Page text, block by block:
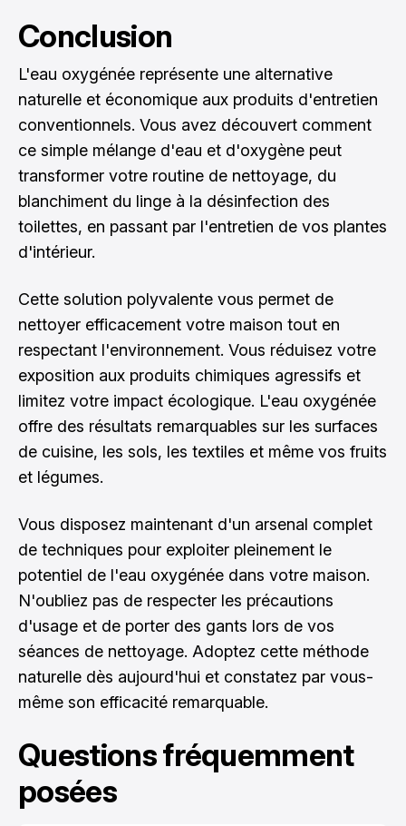
Conclusion
L'eau oxygénée représente une alternative
naturelle et économique aux produits d'entretien
conventionnels. Vous avez découvert comment
ce simple mélange d'eau et d'oxygène peut
transformer votre routine de nettoyage, du
blanchiment du linge à la désinfection des
toilettes, en passant par l'entretien de vos plantes
d'intérieur.
Cette solution polyvalente vous permet de
nettoyer efficacement votre maison tout en
respectant l'environnement. Vous réduisez votre
exposition aux produits chimiques agressifs et
limitez votre impact écologique. L'eau oxygénée
offre des résultats remarquables sur les surfaces
de cuisine, les sols, les textiles et même vos fruits
et légumes.
Vous disposez maintenant d'un arsenal complet
de techniques pour exploiter pleinement le
potentiel de l'eau oxygénée dans votre maison.
N'oubliez pas de respecter les précautions
d'usage et de porter des gants lors de vos
séances de nettoyage. Adoptez cette méthode
naturelle dès aujourd'hui et constatez par vous-
même son efficacité remarquable.
Questions fréquemment
posées